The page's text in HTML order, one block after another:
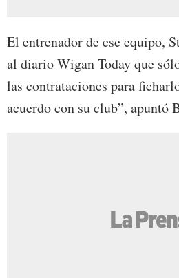
El entrenador de ese equipo,
al diario Wigan Today que
las contrataciones para
acuerdo con su club”, apuntó